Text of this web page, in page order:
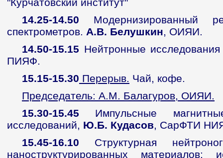
14.25-14.50 Модернизированный
спектрометров. А.В. Белушкин, ОИЯИ.
14.50-15.15 Нейтронные
ПИЯФ.
15.15-15.30 Перерыв. Чай, кофе.
Председатель: А.М. Балагуров, ОИЯИ.
15.30-15.45 Импульсные
исследований, Ю.Б. Кудасов, СарФТИ
15.45-16.10 Структурная
наноструктурированных